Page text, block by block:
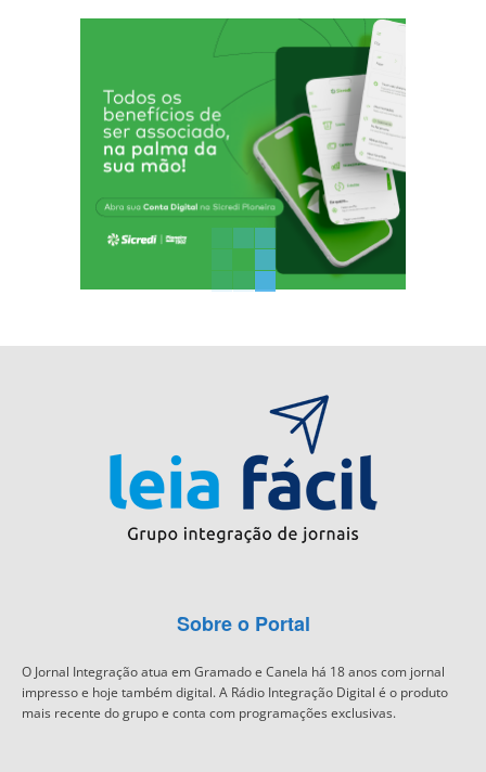
Sobre o Portal
O Jornal Integração atua em Gramado e Canela há 18 anos com jornal
impresso e hoje também digital. A Rádio Integração Digital é o produto
mais recente do grupo e conta com programações exclusivas.